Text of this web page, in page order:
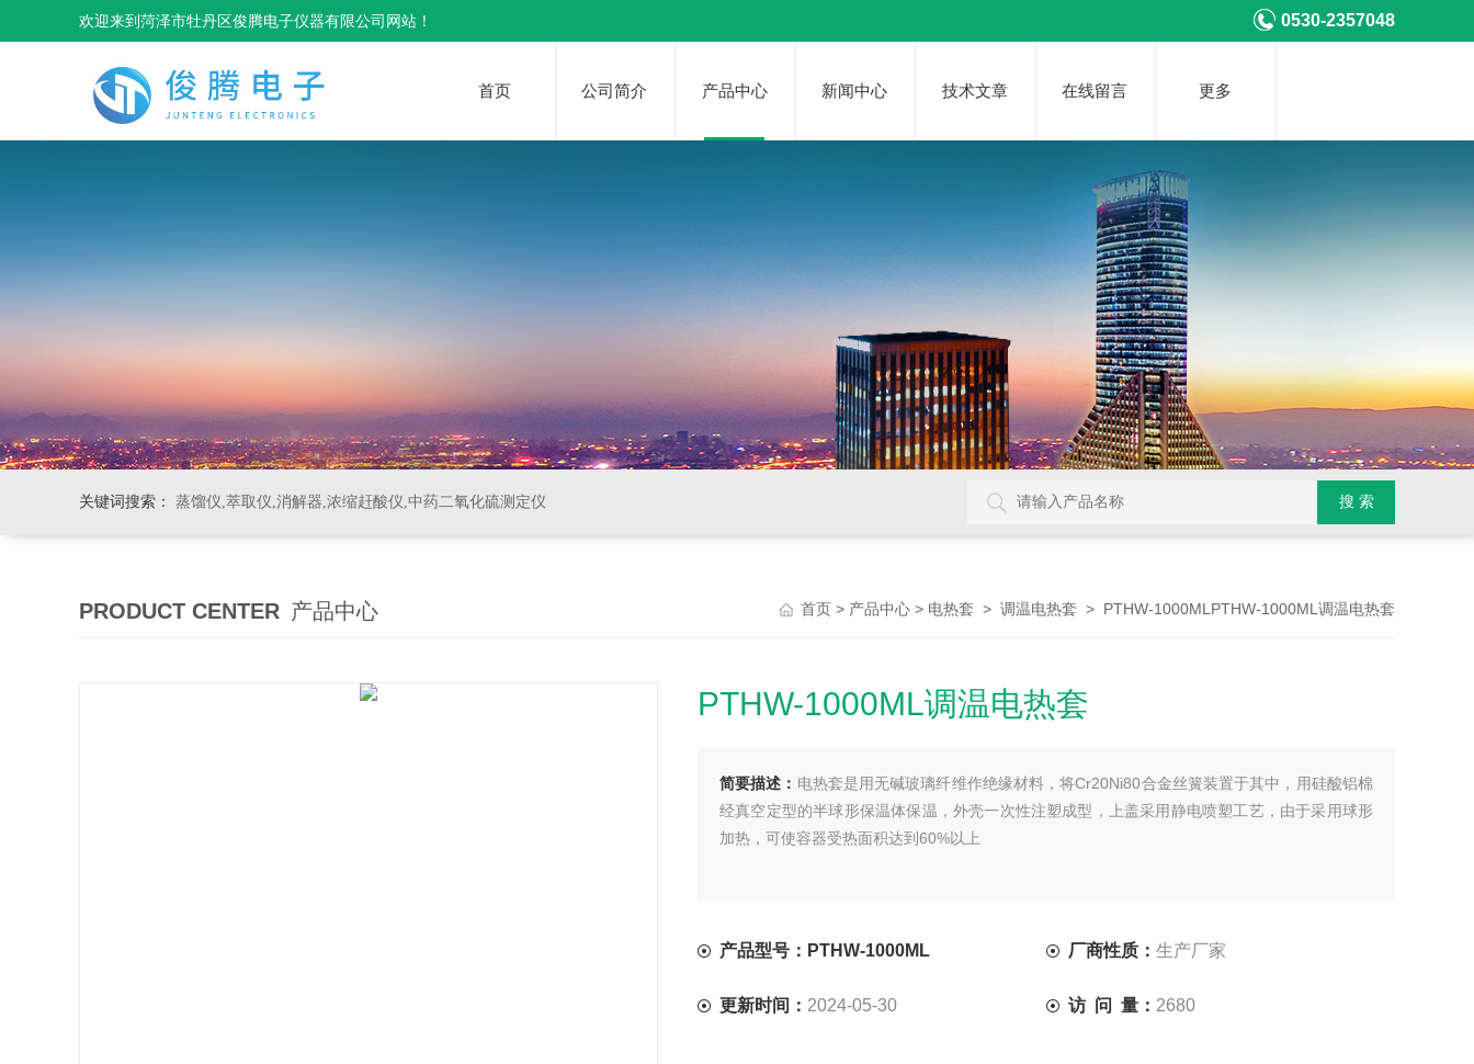
欢迎来到菏泽市牡丹区俊腾电子仪器有限公司网站！ 0530-2357048
首页 公司简介 产品中心 新闻中心 技术文章 在线留言 更多
关键词搜索： 蒸馏仪,萃取仪,消解器,浓缩赶酸仪,中药二氧化硫测定仪
PRODUCT CENTER 产品中心 首页 > 产品中心 > 电热套 > 调温电热套 > PTHW-1000MLPTHW-1000ML调温电热套
PTHW-1000ML调温电热套
简要描述： 电热套是用无碱玻璃纤维作绝缘材料，将Cr20Ni80合金丝簧装置于其中，用硅酸铝棉
经真空定型的半球形保温体保温，外壳一次性注塑成型，上盖采用静电喷塑工艺，由于采用球形
加热，可使容器受热面积达到60%以上
产品型号：PTHW-1000ML 厂商性质： 生产厂家
更新时间： 2024-05-30 访 问 量： 2680